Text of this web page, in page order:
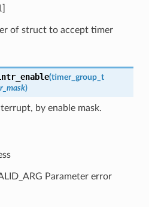
of struct to accept timer
(timer_group_t
)
by enable mask.
Parameter error